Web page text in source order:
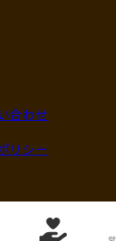
合わせ
リシー
プ臨床サロン